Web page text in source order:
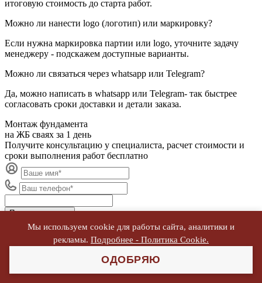
итоговую стоимость до старта работ.
Можно ли нанести logo (логотип) или маркировку?
Если нужна маркировка партии или logo, уточните задачу
менеджеру - подскажем доступные варианты.
Можно ли связаться через whatsapp или Telegram?
Да, можно написать в whatsapp или Telegram- так быстрее
согласовать сроки доставки и детали заказа.
Монтаж фундамента
на ЖБ сваях за 1 день
Получите консультацию у специалиста, расчет стоимости и
сроки выполнения работ бесплатно
Перезвоните мне
Даю согласие на обработку персональных данных
Политике обработки ПД
Подпишитесь на наш
Мы используем cookie для работы сайта, аналитики и
рекламы. Подробнее - Политика Cookie.
ОДОБРЯЮ